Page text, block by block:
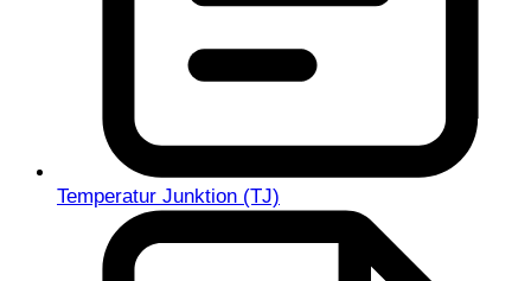
Temperatur Junktion (TJ)